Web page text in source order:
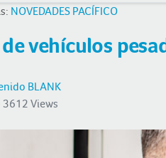
NOVEDADES PACÍFICO
vehículos
BLANK
3612 Views